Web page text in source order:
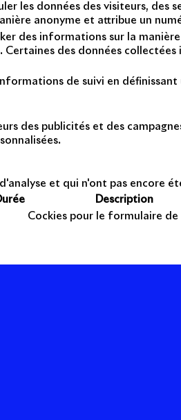
les données des visiteurs, des
anonyme et attribue un
des informations sur la
des données
de suivi en
des publicités et des
et qui n'ont pas encore
Description
Cockies pour le formulaire